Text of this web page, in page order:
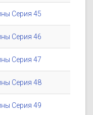
Серия 45
Серия 46
Серия 47
Серия 48
Серия 49